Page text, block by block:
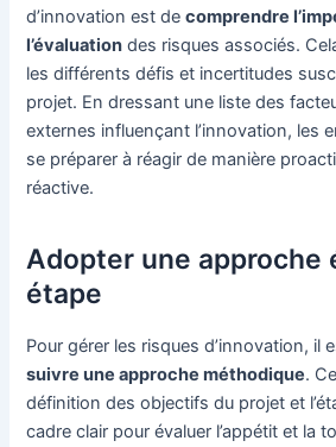
d’innovation est decomprendre
l’évaluation des risques associés.
les différents défis et incertitudes
projet. En dressant une liste des
externes influençant l’innovation, les
se préparer à réagir de manière
réactive.
Adopter une approche
étape
Pour gérer les risques d’innovation, il
suivre une approche méthodique.
définition des objectifs du projet et
cadre clair pour évaluer l’appétit et la